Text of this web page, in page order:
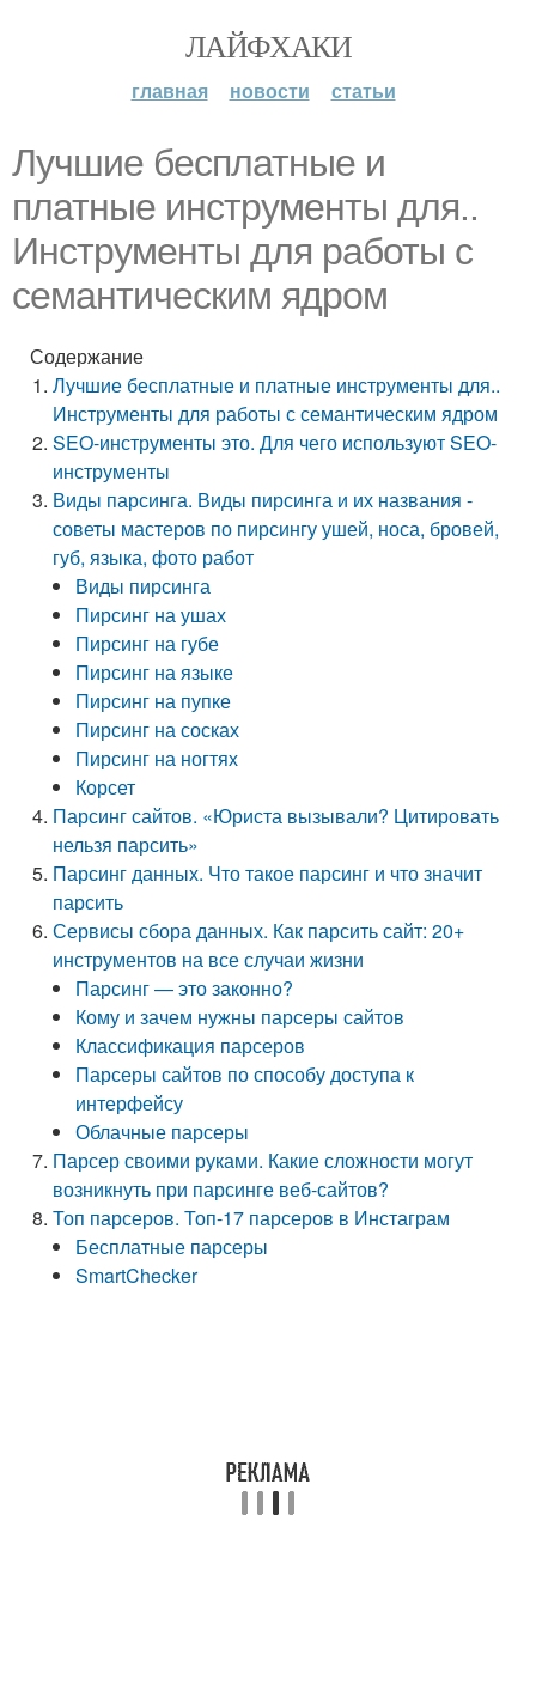
ЛАЙФХАКИ
главная новости статьи
Лучшие бесплатные и
платные инструменты для..
Инструменты для работы с
семантическим ядром
Содержание
Лучшие бесплатные и платные инструменты для..
Инструменты для работы с семантическим ядром
SEO-инструменты это. Для чего используют SEO-
инструменты
Виды парсинга. Виды пирсинга и их названия -
советы мастеров по пирсингу ушей, носа, бровей,
губ, языка, фото работ
Виды пирсинга
Пирсинг на ушах
Пирсинг на губе
Пирсинг на языке
Пирсинг на пупке
Пирсинг на сосках
Пирсинг на ногтях
Корсет
Парсинг сайтов. «Юриста вызывали? Цитировать
нельзя парсить»
Парсинг данных. Что такое парсинг и что значит
парсить
Сервисы сбора данных. Как парсить сайт: 20+
инструментов на все случаи жизни
Парсинг — это законно?
Кому и зачем нужны парсеры сайтов
Классификация парсеров
Парсеры сайтов по способу доступа к
интерфейсу
Облачные парсеры
Парсер своими руками. Какие сложности могут
возникнуть при парсинге веб-сайтов?
Топ парсеров. Топ-17 парсеров в Инстаграм
Бесплатные парсеры
SmartChecker